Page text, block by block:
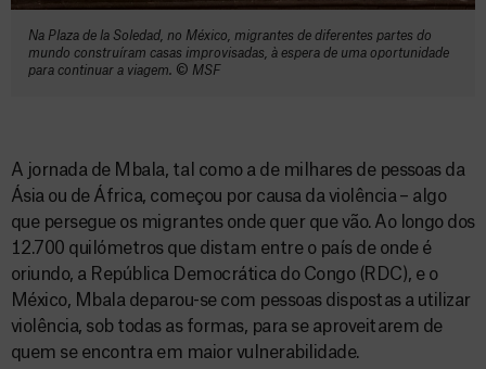
Na Plaza de la Soledad, no México, migrantes de diferentes partes do
mundo construíram casas improvisadas, à espera de uma oportunidade
para continuar a viagem. ©️ MSF
A jornada de Mbala, tal como a de milhares de pessoas da
Ásia ou de África, começou por causa da violência – algo
que persegue os migrantes onde quer que vão. Ao longo dos
12.700 quilómetros que distam entre o país de onde é
oriundo, a República Democrática do Congo (RDC), e o
México, Mbala deparou-se com pessoas dispostas a utilizar
violência, sob todas as formas, para se aproveitarem de
quem se encontra em maior vulnerabilidade.